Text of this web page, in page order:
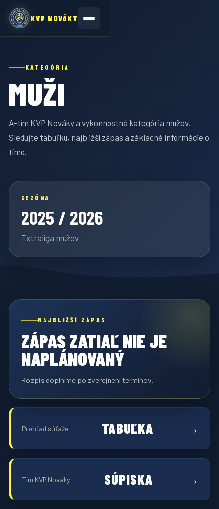
KVP NOVÁKY
KATEGÓRIA
MUŽI
A-tím KVP Nováky a výkonnostná kategória mužov.
Sledujte tabuľku, najbližší zápas a základné informácie o
tíme.
SEZÓNA
2025 / 2026
Extraliga mužov
NAJBLIŽŠÍ ZÁPAS
ZÁPAS ZATIAĽ NIE JE
NAPLÁNOVANÝ
Rozpis doplníme po zverejnení termínov.
Prehľad súťaže TABUĽKA
Tím KVP Nováky SÚPISKA